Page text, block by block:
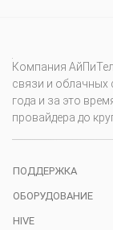
Компания
связи и облачных
года и за это
провайдера до
ПОДДЕРЖКА
ОБОРУДОВАНИЕ
HIVE